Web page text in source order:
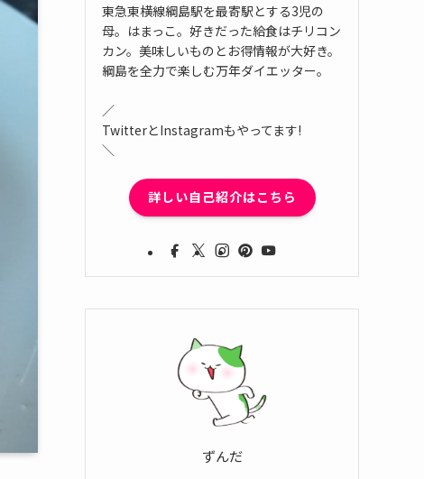
東急東横線綱島駅を最寄駅とする3児の
母。はまっこ。好きだった給食はチリコン
カン。美味しいものとお得情報が大好き。
綱島を全力で楽しむ万年ダイエッター。
／
TwitterとInstagramもやってます!
＼
詳しい自己紹介はこちら
ずんだ